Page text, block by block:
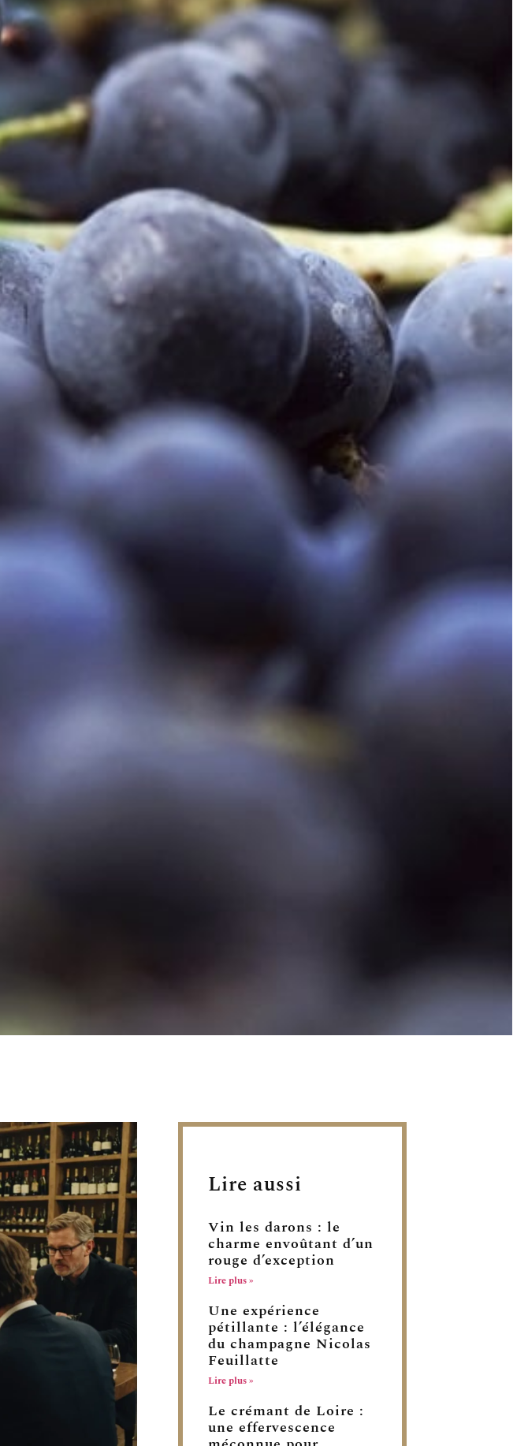
Lire aussi
Vin les darons : le
charme envoûtant d’un
rouge d’exception
Lire plus »
Une expérience
pétillante : l’élégance
du champagne Nicolas
Feuillatte
Lire plus »
Le crémant de Loire :
une effervescence